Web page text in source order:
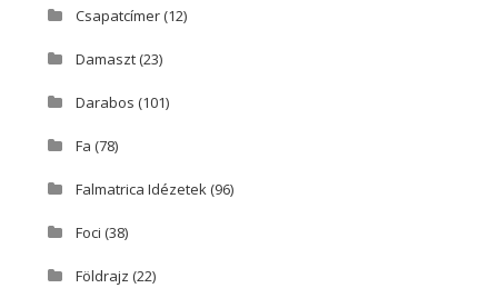
Csapatcímer(12)
Damaszt(23)
Darabos (101)
Fa (78)
Falmatrica Idézetek(96)
Foci (38)
Földrajz (22)